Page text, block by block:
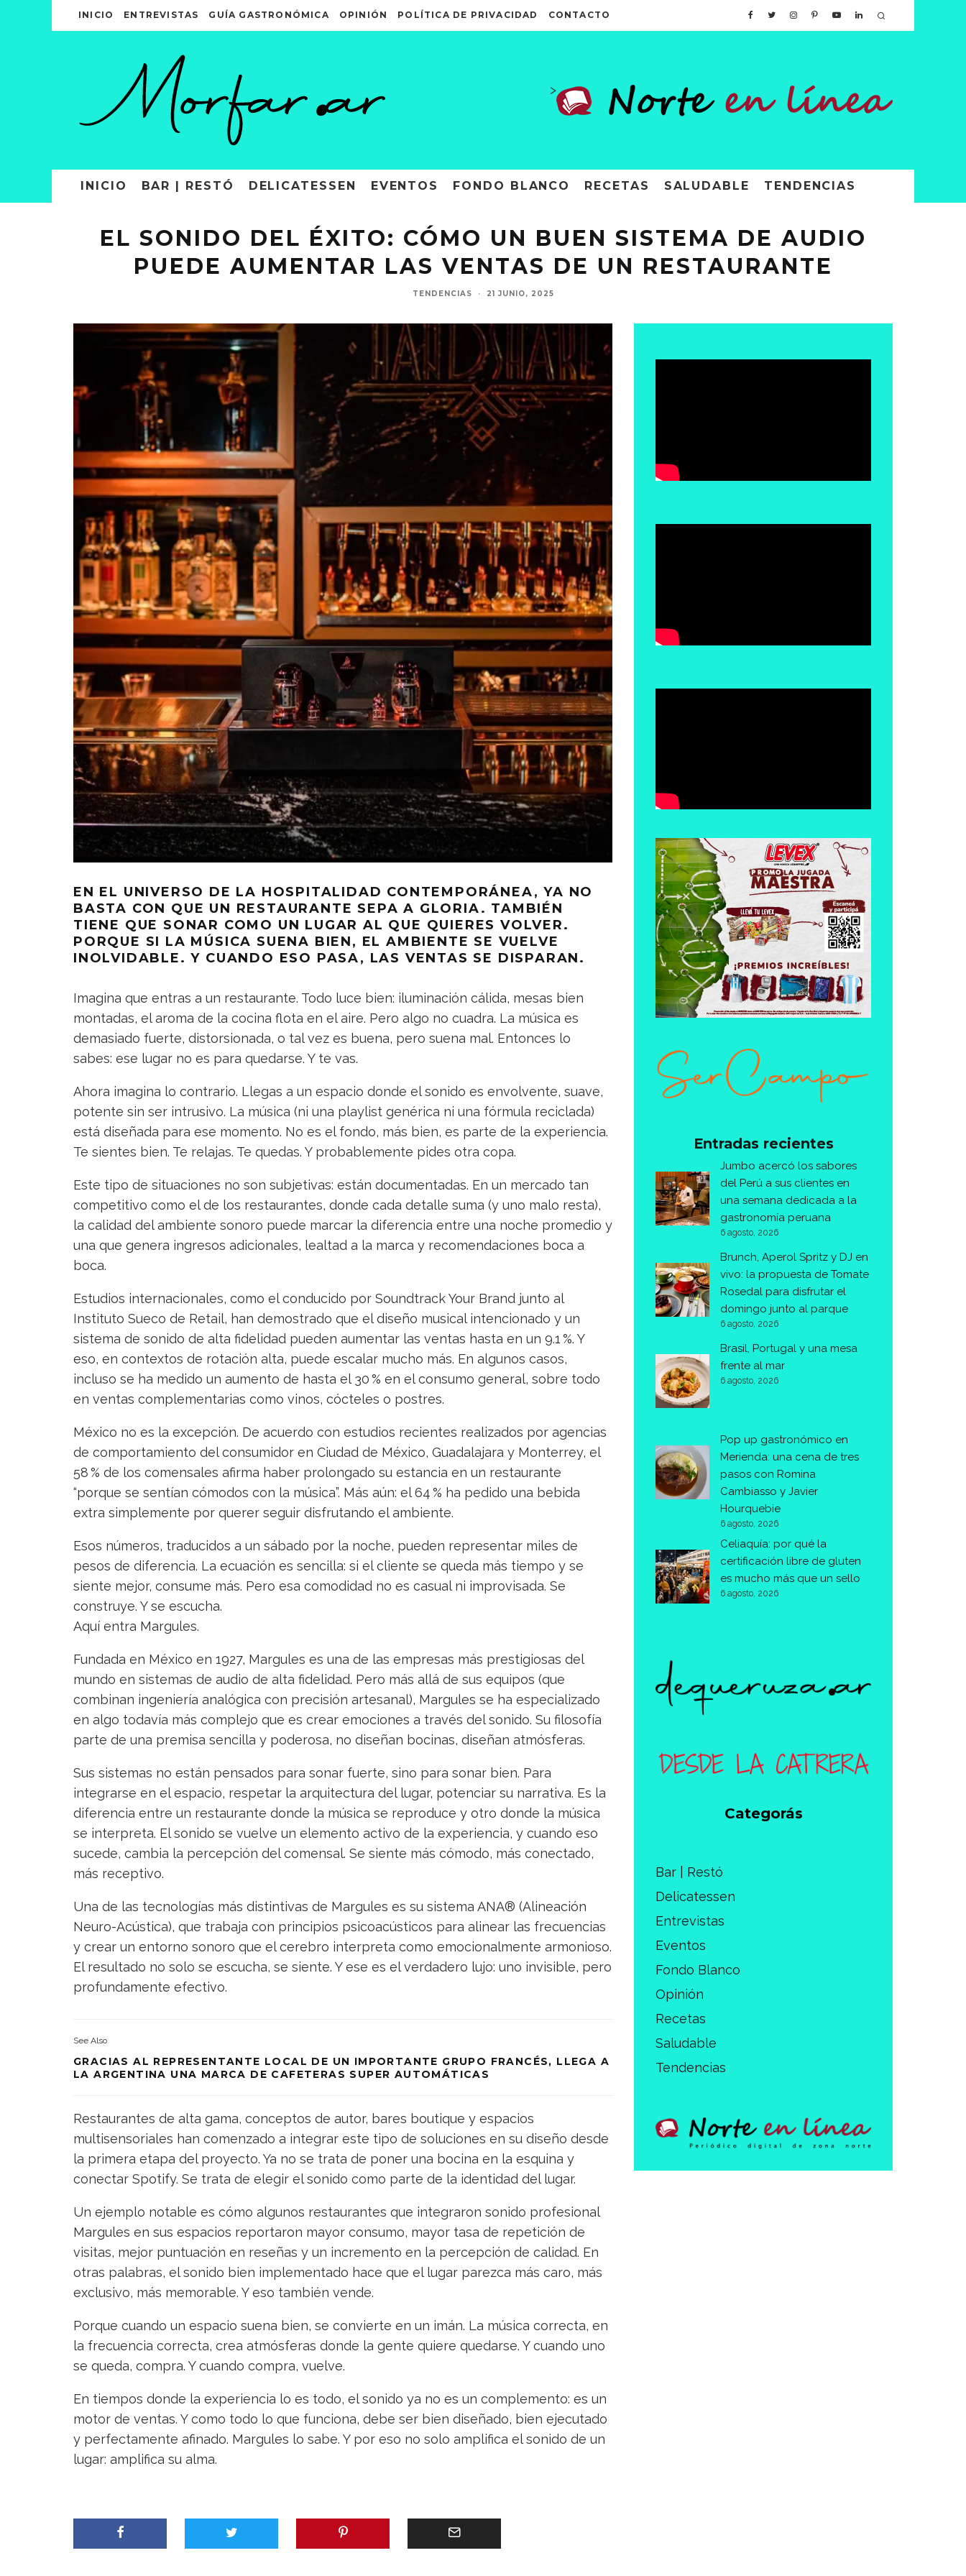
INICIO ENTREVISTAS GUÍA GASTRONÓMICA OPINIÓN POLÍTICA DE PRIVACIDAD CONTACTO
>
INICIO BAR | RESTÓ DELICATESSEN EVENTOS FONDO BLANCO RECETAS SALUDABLE TENDENCIAS
EL SONIDO DEL ÉXITO: CÓMO UN BUEN SISTEMA DE AUDIO
PUEDE AUMENTAR LAS VENTAS DE UN RESTAURANTE
TENDENCIAS · 21 JUNIO, 2025
EN EL UNIVERSO DE LA HOSPITALIDAD CONTEMPORÁNEA, YA NO
BASTA CON QUE UN RESTAURANTE SEPA A GLORIA. TAMBIÉN
TIENE QUE SONAR COMO UN LUGAR AL QUE QUIERES VOLVER.
PORQUE SI LA MÚSICA SUENA BIEN, EL AMBIENTE SE VUELVE
INOLVIDABLE. Y CUANDO ESO PASA, LAS VENTAS SE DISPARAN.
Imagina que entras a un restaurante. Todo luce bien: iluminación cálida, mesas bien
montadas, el aroma de la cocina flota en el aire. Pero algo no cuadra. La música es
demasiado fuerte, distorsionada, o tal vez es buena, pero suena mal. Entonces lo
sabes: ese lugar no es para quedarse. Y te vas.
Ahora imagina lo contrario. Llegas a un espacio donde el sonido es envolvente, suave,
potente sin ser intrusivo. La música (ni una playlist genérica ni una fórmula reciclada)
está diseñada para ese momento. No es el fondo, más bien, es parte de la experiencia.
Te sientes bien. Te relajas. Te quedas. Y probablemente pides otra copa.
Este tipo de situaciones no son subjetivas: están documentadas. En un mercado tan
competitivo como el de los restaurantes, donde cada detalle suma (y uno malo resta),
la calidad del ambiente sonoro puede marcar la diferencia entre una noche promedio y
una que genera ingresos adicionales, lealtad a la marca y recomendaciones boca a
boca.
Estudios internacionales, como el conducido por Soundtrack Your Brand junto al
Instituto Sueco de Retail, han demostrado que el diseño musical intencionado y un
sistema de sonido de alta fidelidad pueden aumentar las ventas hasta en un 9.1 %. Y
eso, en contextos de rotación alta, puede escalar mucho más. En algunos casos,
incluso se ha medido un aumento de hasta el 30 % en el consumo general, sobre todo
en ventas complementarias como vinos, cócteles o postres.
México no es la excepción. De acuerdo con estudios recientes realizados por agencias
de comportamiento del consumidor en Ciudad de México, Guadalajara y Monterrey, el
58 % de los comensales afirma haber prolongado su estancia en un restaurante
“porque se sentían cómodos con la música”. Más aún: el 64 % ha pedido una bebida
extra simplemente por querer seguir disfrutando el ambiente.
Esos números, traducidos a un sábado por la noche, pueden representar miles de
pesos de diferencia. La ecuación es sencilla: si el cliente se queda más tiempo y se
siente mejor, consume más. Pero esa comodidad no es casual ni improvisada. Se
construye. Y se escucha.
Aquí entra Margules.
Fundada en México en 1927, Margules es una de las empresas más prestigiosas del
mundo en sistemas de audio de alta fidelidad. Pero más allá de sus equipos (que
combinan ingeniería analógica con precisión artesanal), Margules se ha especializado
en algo todavía más complejo que es crear emociones a través del sonido. Su filosofía
parte de una premisa sencilla y poderosa, no diseñan bocinas, diseñan atmósferas.
Sus sistemas no están pensados para sonar fuerte, sino para sonar bien. Para
integrarse en el espacio, respetar la arquitectura del lugar, potenciar su narrativa. Es la
diferencia entre un restaurante donde la música se reproduce y otro donde la música
se interpreta. El sonido se vuelve un elemento activo de la experiencia, y cuando eso
sucede, cambia la percepción del comensal. Se siente más cómodo, más conectado,
más receptivo.
Una de las tecnologías más distintivas de Margules es su sistema ANA® (Alineación
Neuro-Acústica), que trabaja con principios psicoacústicos para alinear las frecuencias
y crear un entorno sonoro que el cerebro interpreta como emocionalmente armonioso.
El resultado no solo se escucha, se siente. Y ese es el verdadero lujo: uno invisible, pero
profundamente efectivo.
See Also
GRACIAS AL REPRESENTANTE LOCAL DE UN IMPORTANTE GRUPO FRANCÉS, LLEGA A
LA ARGENTINA UNA MARCA DE CAFETERAS SUPER AUTOMÁTICAS
Restaurantes de alta gama, conceptos de autor, bares boutique y espacios
multisensoriales han comenzado a integrar este tipo de soluciones en su diseño desde
la primera etapa del proyecto. Ya no se trata de poner una bocina en la esquina y
conectar Spotify. Se trata de elegir el sonido como parte de la identidad del lugar.
Un ejemplo notable es cómo algunos restaurantes que integraron sonido profesional
Margules en sus espacios reportaron mayor consumo, mayor tasa de repetición de
visitas, mejor puntuación en reseñas y un incremento en la percepción de calidad. En
otras palabras, el sonido bien implementado hace que el lugar parezca más caro, más
exclusivo, más memorable. Y eso también vende.
Porque cuando un espacio suena bien, se convierte en un imán. La música correcta, en
la frecuencia correcta, crea atmósferas donde la gente quiere quedarse. Y cuando uno
se queda, compra. Y cuando compra, vuelve.
En tiempos donde la experiencia lo es todo, el sonido ya no es un complemento: es un
motor de ventas. Y como todo lo que funciona, debe ser bien diseñado, bien ejecutado
y perfectamente afinado. Margules lo sabe. Y por eso no solo amplifica el sonido de un
lugar: amplifica su alma.
Entradas recientes
Jumbo acercó los sabores
del Perú a sus clientes en
una semana dedicada a la
gastronomía peruana
6 agosto, 2026
Brunch, Aperol Spritz y DJ en
vivo: la propuesta de Tomate
Rosedal para disfrutar el
domingo junto al parque
6 agosto, 2026
Brasil, Portugal y una mesa
frente al mar
6 agosto, 2026
Pop up gastronómico en
Merienda: una cena de tres
pasos con Romina
Cambiasso y Javier
Hourquebie
6 agosto, 2026
Celiaquía: por qué la
certificación libre de gluten
es mucho más que un sello
6 agosto, 2026
Categorás
Bar | Restó
Delicatessen
Entrevistas
Eventos
Fondo Blanco
Opinión
Recetas
Saludable
Tendencias